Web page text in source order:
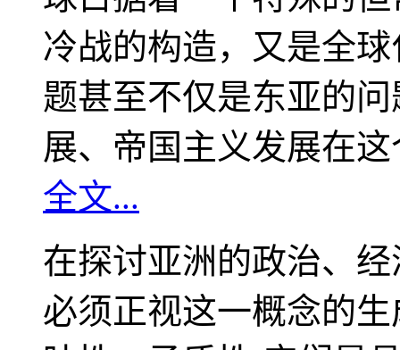
冷战的构造，又是全
题甚至不仅是东亚的
展、帝国主义发展在
全文...
在探讨亚洲的政治、
必须正视这一概念的